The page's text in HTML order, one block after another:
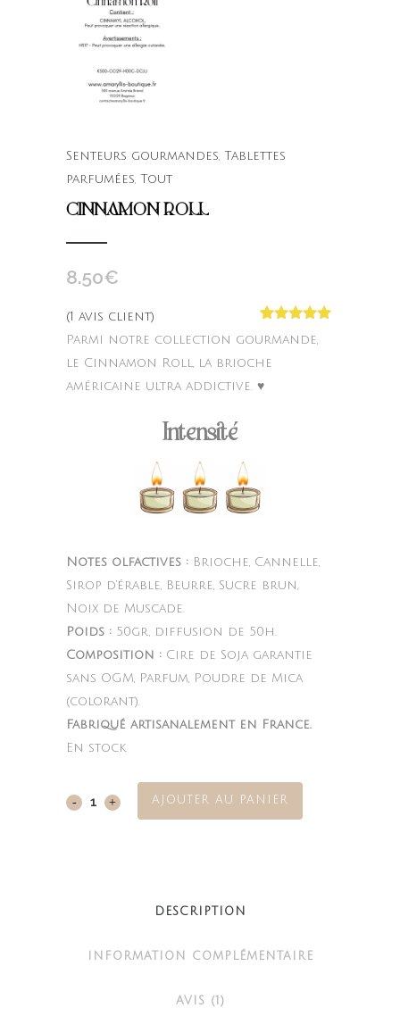
Senteurs gourmandes Tablettes
parfumées Tout
CINNAMON ROLL
8.50€
sur 5
basé sur
client
(1 avis client)
Parmi notre collection gourmande,
le Cinnamon Roll, la brioche
américaine ultra addictive. ♥
Intensité
Notes olfactives : Brioche, Cannelle,
Sirop d’érable, Beurre, Sucre brun,
Noix de Muscade.
Poids : 50gr, diffusion de 50h.
Composition : Cire de Soja garantie
sans OGM, Parfum, Poudre de Mica
(colorant).
Fabriqué artisanalement en France.
En stock
Cinnamon AJOUTER AU PANIER
DESCRIPTION
INFORMATION COMPLÉMENTAIRE
AVIS (1)